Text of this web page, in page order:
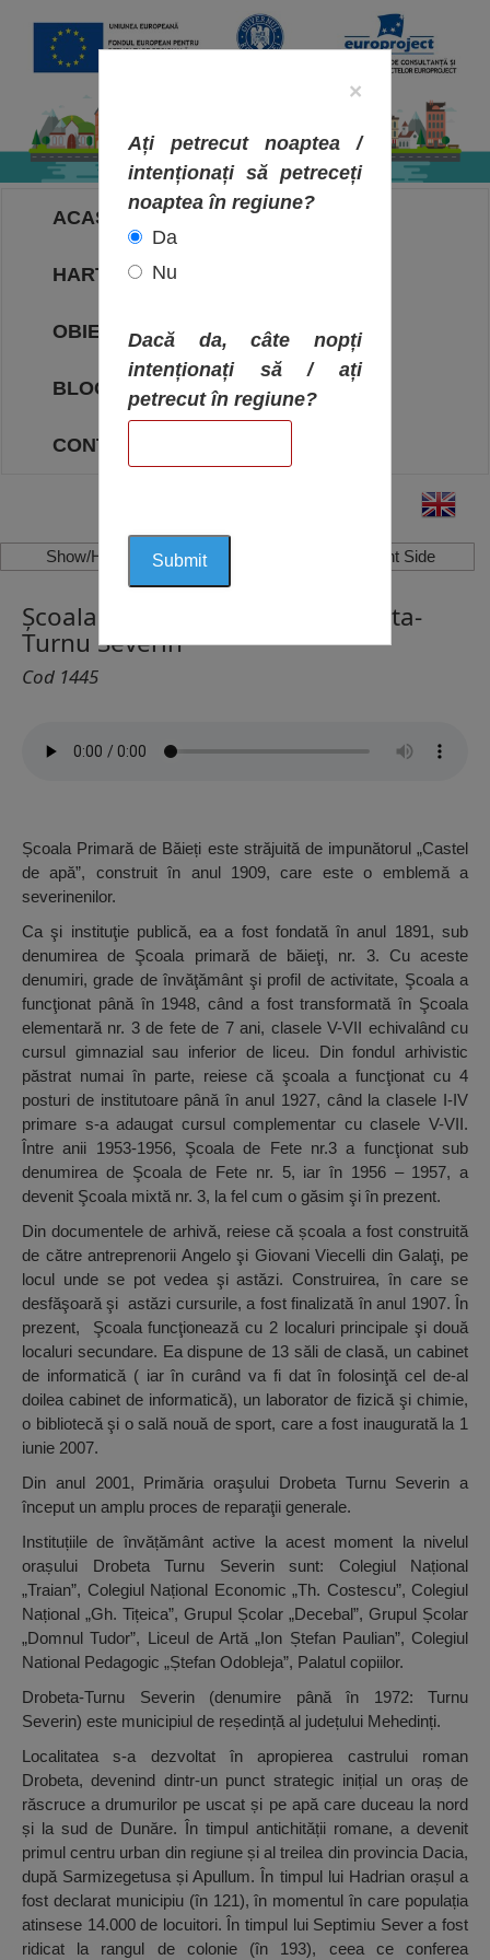
ACASA
HARTA OBIECTIVELOR
OBIECTIVE
BLOG
CONTACT
Show/Hide Left Side Show/Hide Right Side
Școala Primară de Băieți, Drobeta-
Turnu Severin
Cod 1445
Școala Primară de Băieți este străjuită de impunătorul „Castel
de apă”, construit în anul 1909, care este o emblemă a
severinenilor.
Ca şi instituţie publică, ea a fost fondată în anul 1891, sub
denumirea de Şcoala primară de băieţi, nr. 3. Cu aceste
denumiri, grade de învăţământ şi profil de activitate, Şcoala a
funcţionat până în 1948, când a fost transformată în Şcoala
elementară nr. 3 de fete de 7 ani, clasele V-VII echivalând cu
cursul gimnazial sau inferior de liceu. Din fondul arhivistic
păstrat numai în parte, reiese că şcoala a funcţionat cu 4
posturi de institutoare până în anul 1927, când la clasele I-IV
primare s-a adaugat cursul complementar cu clasele V-VII.
Între anii 1953-1956, Şcoala de Fete nr.3 a funcţionat sub
denumirea de Şcoala de Fete nr. 5, iar în 1956 – 1957, a
devenit Şcoala mixtă nr. 3, la fel cum o găsim şi în prezent.
Din documentele de arhivă, reiese că școala a fost construită
de către antreprenorii Angelo şi Giovani Viecelli din Galaţi, pe
locul unde se pot vedea şi astăzi. Construirea, în care se
desfăşoară şi astăzi cursurile, a fost finalizată în anul 1907. În
prezent, Şcoala funcţionează cu 2 localuri principale şi două
localuri secundare. Ea dispune de 13 săli de clasă, un cabinet
de informatică ( iar în curând va fi dat în folosinţă cel de-al
doilea cabinet de informatică), un laborator de fizică şi chimie,
o bibliotecă şi o sală nouă de sport, care a fost inaugurată la 1
iunie 2007.
Din anul 2001, Primăria oraşului Drobeta Turnu Severin a
început un amplu proces de reparaţii generale.
Instituțiile de învățământ active la acest moment la nivelul
orașului Drobeta Turnu Severin sunt: Colegiul Național
„Traian”, Colegiul Național Economic „Th. Costescu”, Colegiul
Național „Gh. Tițeica”, Grupul Școlar „Decebal”, Grupul Școlar
„Domnul Tudor”, Liceul de Artă „Ion Ștefan Paulian”, Colegiul
National Pedagogic „Ștefan Odobleja”, Palatul copiilor.
Drobeta-Turnu Severin (denumire până în 1972: Turnu
Severin) este municipiul de reședință al județului Mehedinți.
Localitatea s-a dezvoltat în apropierea castrului roman
Drobeta, devenind dintr-un punct strategic inițial un oraș de
răscruce a drumurilor pe uscat și pe apă care duceau la nord
și la sud de Dunăre. În timpul antichității romane, a devenit
primul centru urban din regiune și al treilea din provincia Dacia,
după Sarmizegetusa și Apullum. În timpul lui Hadrian orașul a
fost declarat municipiu (în 121), în momentul în care populația
atinsese 14.000 de locuitori. În timpul lui Septimiu Sever a fost
ridicat la rangul de colonie (în 193), ceea ce conferea
×
Ați petrecut noaptea /
intenționați să petreceți
noaptea în regiune?
Da
Nu
Dacă da, câte nopți
intenționați să / ați
petrecut în regiune?